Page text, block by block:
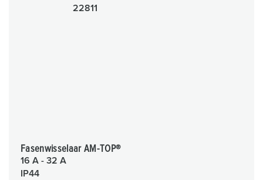
Fasenwisselaar AM-TOP®
16 A - 32 A
IP44